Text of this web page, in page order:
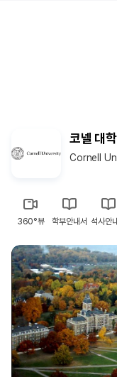
코넬 대
Cornell
360°뷰 학부안내서 석사안